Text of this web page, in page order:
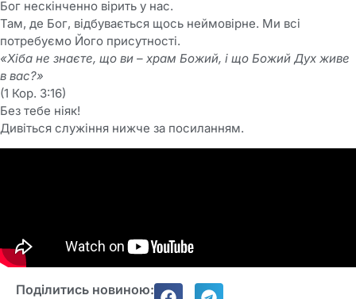
Бог нескінченно вірить у нас.
Там, де Бог, відбувається щось неймовірне. Ми всі
потребуємо Його присутності.
«Хіба не знаєте, що ви – храм Божий, і що Божий Дух живе
в вас?»
(1 Кор. 3:16)
Без тебе ніяк!
Дивіться служіння нижче за посиланням.
Поділитись новиною: